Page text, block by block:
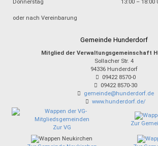
Donnerstag 13:00 – 18:00
oder nach Vereinbarung
Gemeinde Hunderdorf
Mitglied der Verwaltungsgemeinschaft
Sollacher Str. 4
94336 Hunderdorf
09422 8570-0
09422 8570-30
gemeinde@hunderdorf.de
www.hunderdorf.de/
Zur VG
Zur